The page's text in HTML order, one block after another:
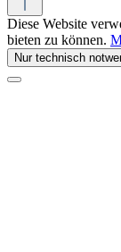
Diese Website
bieten zu können.
Nur technisch